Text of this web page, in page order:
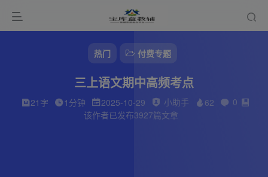
热门 付费专题
三上语文期中高频考点
21字 1分钟 2025-10-29 小助手 62
0
该作者已发布3927篇文章